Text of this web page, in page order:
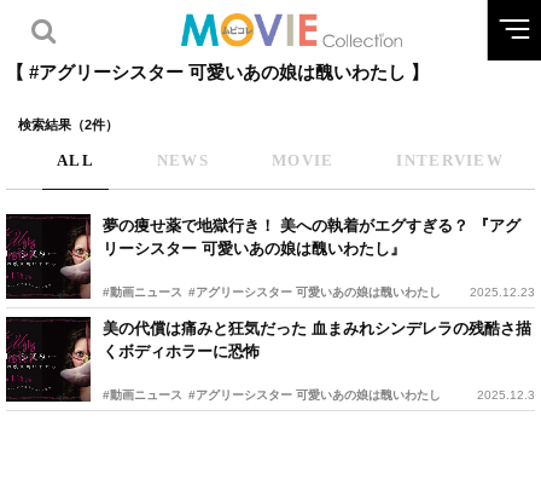
【 #アグリーシスター 可愛いあの娘は醜いわたし 】
検索結果（2件）
ALL NEWS MOVIE INTERVIEW
夢の痩せ薬で地獄行き！ 美への執着がエグすぎる？ 『アグ
リーシスター 可愛いあの娘は醜いわたし』
#動画ニュース #アグリーシスター 可愛いあの娘は醜いわたし 2025.12.23
美の代償は痛みと狂気だった 血まみれシンデレラの残酷さ描
くボディホラーに恐怖
#動画ニュース #アグリーシスター 可愛いあの娘は醜いわたし 2025.12.3